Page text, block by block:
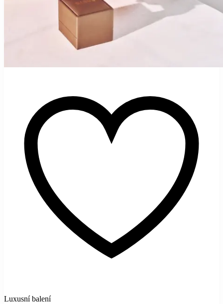
Luxusní balení